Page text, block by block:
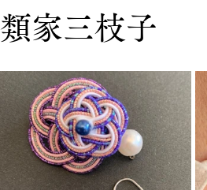
類家三枝子